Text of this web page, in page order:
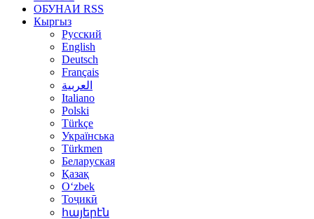
ОБУНАИ RSS
Кыргыз
Русский
English
Deutsch
Français
العربية
Italiano
Polski
Türkçe
Українська
Türkmen
Беларуская
Қазақ
Oʻzbek
Тоҷикӣ
հայերէն